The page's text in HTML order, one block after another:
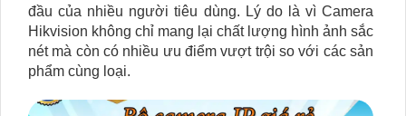
đầu của nhiều người tiêu dùng. Lý do là vì Camera
Hikvision không chỉ mang lại chất lượng hình ảnh sắc
nét mà còn có nhiều ưu điểm vượt trội so với các sản
phẩm cùng loại.